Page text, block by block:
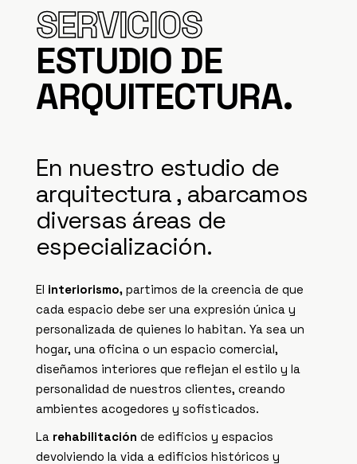
SERVICIOS
ESTUDIO DE
ARQUITECTURA.
En nuestro estudio de
arquitectura , abarcamos
diversas áreas de
especialización.
El interiorismo, partimos de la creencia de que
cada espacio debe ser una expresión única y
personalizada de quienes lo habitan. Ya sea un
hogar, una oficina o un espacio comercial,
diseñamos interiores que reflejan el estilo y la
personalidad de nuestros clientes, creando
ambientes acogedores y sofisticados.
La rehabilitación de edificios y espacios
devolviendo la vida a edificios históricos y